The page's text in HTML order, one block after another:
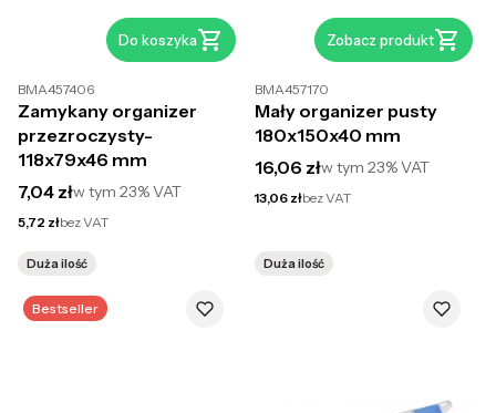
Do koszyka
BMA457406
Zamykany organizer
przezroczysty-
118x79x46 mm
Cena brutto
7,04 złw tym 23%VAT
Cena netto
5,72 złbez VAT
Duża ilość
Zobacz produkt
BMA457170
Mały organizer pusty
180x150x40 mm
Cena brutto
16,06 złw tym23%VAT
Cena netto
13,06 złbez VAT
Duża ilość
Bestseller